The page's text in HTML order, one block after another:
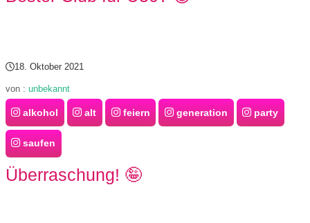
Wordpress
U
b
18. Oktober 2021
von : unbekannt
alkohol alt feiern generation party
saufen
Überraschung! 🤪